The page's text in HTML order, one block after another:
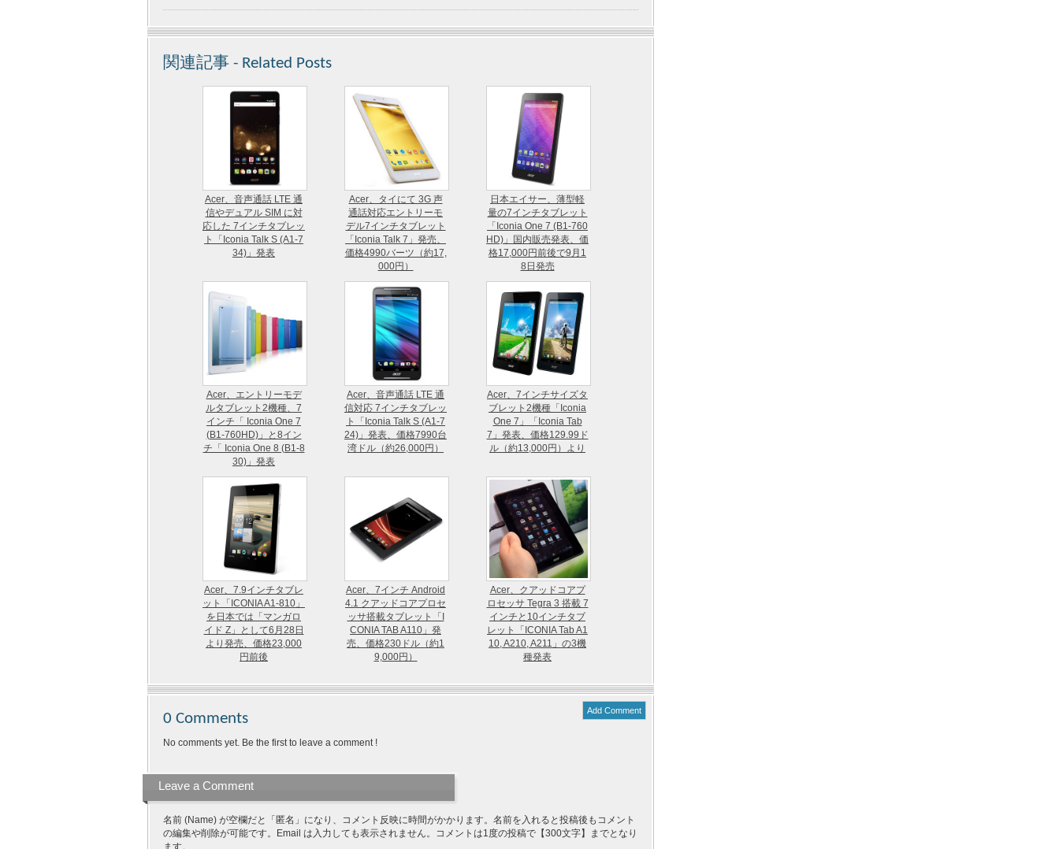
関連記事 - Related Posts
Acer、音声通話 LTE 通
信やデュアル SIM に対
応した 7インチタブレッ
ト「Iconia Talk S (A1-7
34)」発表
Acer、タイにて 3G 声
通話対応エントリーモ
デル7インチタブレット
「Iconia Talk 7」発売、
価格4990バーツ（約17,
000円）
日本エイサー、薄型軽
量の7インチタブレット
「Iconia One 7 (B1-760
HD)」国内販売発表、価
格17,000円前後で9月1
8日発売
Acer、エントリーモデ
ルタブレット2機種、7
インチ「 Iconia One 7
(B1-760HD)」と8イン
チ「 Iconia One 8 (B1-8
30)」発表
Acer、音声通話 LTE 通
信対応 7インチタブレッ
ト「Iconia Talk S (A1-7
24)」発表、価格7990台
湾ドル（約26,000円）
Acer、7インチサイズタ
ブレット2機種「Iconia
One 7」「Iconia Tab
7」発表、価格129.99ド
ル（約13,000円）より
Acer、7.9インチタブレ
ット「ICONIA A1-810」
を日本では「マンガロ
イド Z」として6月28日
より発売、価格23,000
円前後
Acer、7インチ Android
4.1 クアッドコアプロセ
ッサ搭載タブレット「I
CONIA TAB A110」発
売、価格230ドル（約1
9,000円）
Acer、クアッドコアプ
ロセッサ Tegra 3 搭載 7
インチと10インチタブ
レット「ICONIA Tab A1
10, A210, A211」の3機
種発表
0 Comments Add Comment
No comments yet. Be the first to leave a comment !
Leave a Comment
名前 (Name) が空欄だと「匿名」になり、コメント反映に時間がかかります。名前を入れると投稿後もコメント
の編集や削除が可能です。Email は入力しても表示されません。コメントは1度の投稿で【300文字】までとなり
ます。